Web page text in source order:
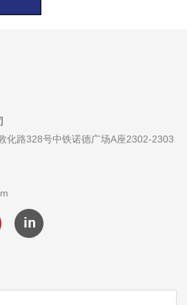
化路328号中铁诺德广场A座2302-2303